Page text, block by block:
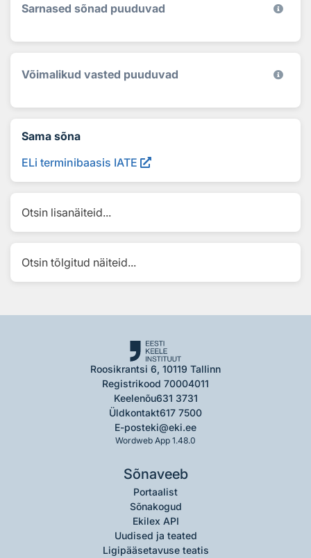
Sarnased sõnad puuduvad
Võimalikud vasted puuduvad
Sama sõna
ELi terminibaasis IATE
Otsin lisanäiteid...
Otsin tõlgitud näiteid...
Roosikrantsi 6, 10119 Tallinn
Registrikood 70004011
Keelenõu631 3731
Üldkontakt617 7500
E-posteki@eki.ee
Wordweb App 1.48.0
Sõnaveeb
Portaalist
Sõnakogud
Ekilex API
Uudised ja teated
Ligipääsetavuse teatis